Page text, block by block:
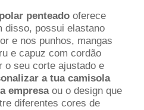
penteadooferece
disso, possui elastano
e nos punhos, mangas
e capuz com cordão
o seu corte ajustado e
a tua camisola
empresaou o design que
diferentes cores de